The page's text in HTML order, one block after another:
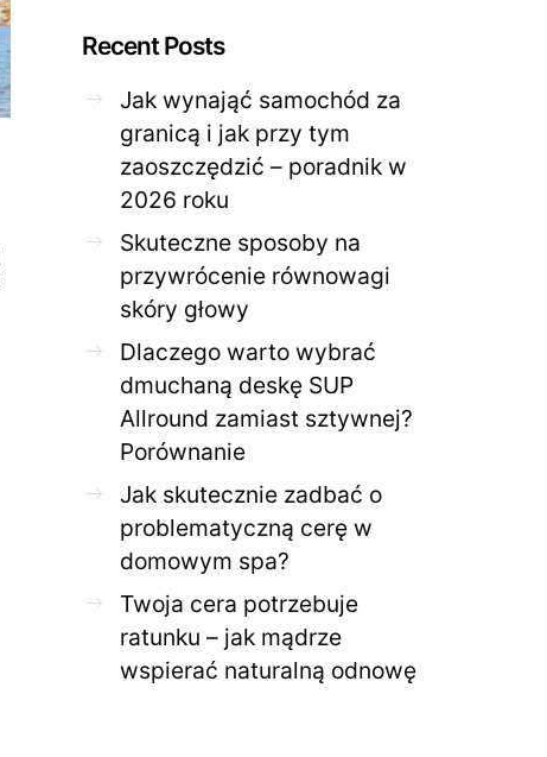
ZDROWE CIAŁO
Jak skutecznie zadbać o
problematyczną cerę w
domowym spa?
28 KWIETNIA 2026 27 KWIETNIA 2026
Recent Posts
Jak wynająć samochód za
granicą i jak przy tym
zaoszczędzić – poradnik w
2026 roku
Skuteczne sposoby na
przywrócenie równowagi
skóry głowy
Dlaczego warto wybrać
dmuchaną deskę SUP
Allround zamiast sztywnej?
Porównanie
Jak skutecznie zadbać o
problematyczną cerę w
domowym spa?
Twoja cera potrzebuje
ratunku – jak mądrze
wspierać naturalną odnowę